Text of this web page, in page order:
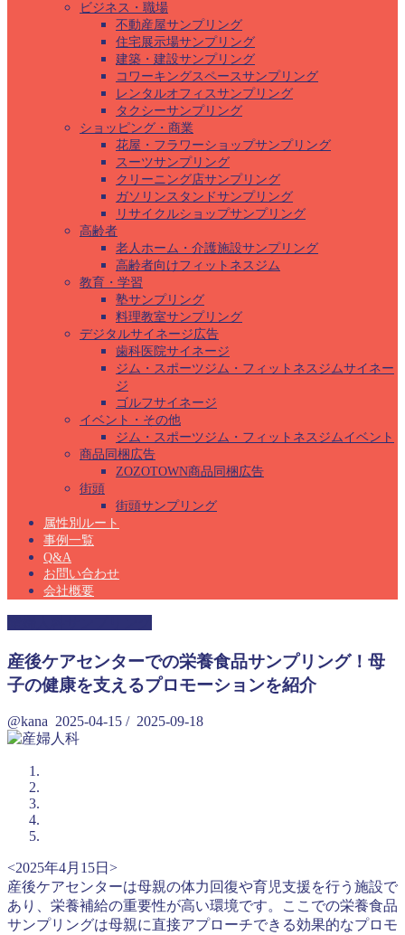
ビジネス・職場
不動産屋サンプリング
住宅展示場サンプリング
建築・建設サンプリング
コワーキングスペースサンプリング
レンタルオフィスサンプリング
タクシーサンプリング
ショッピング・商業
花屋・フラワーショップサンプリング
スーツサンプリング
クリーニング店サンプリング
ガソリンスタンドサンプリング
リサイクルショップサンプリング
高齢者
老人ホーム・介護施設サンプリング
高齢者向けフィットネスジム
教育・学習
塾サンプリング
料理教室サンプリング
デジタルサイネージ広告
歯科医院サイネージ
ジム・スポーツジム・フィットネスジムサイネー
ジ
ゴルフサイネージ
イベント・その他
ジム・スポーツジム・フィットネスジムイベント
商品同梱広告
ZOZOTOWN商品同梱広告
街頭
街頭サンプリング
属性別ルート
事例一覧
Q&A
お問い合わせ
会社概要
産後ケアセンターでの栄養食品サンプリング！母
子の健康を支えるプロモーションを紹介
@kana 2025-04-15 / 2025-09-18
<2025年4月15日>
産後ケアセンターは母親の体力回復や育児支援を行う施設で
あり、栄養補給の重要性が高い環境です。ここでの栄養食品
サンプリングは母親に直接アプローチできる効果的なプロモ